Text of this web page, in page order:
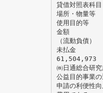
貸借対照表科目
場所・物量等
使用目的等
金額
（流動負債）
未払金
61,504,973
㈱日通総合研究
公益目的事業
申請の利便性